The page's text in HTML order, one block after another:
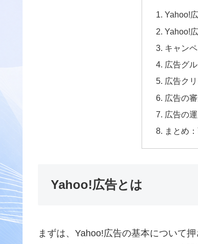
Yahoo!
Yahoo!
キャン
広告グ
広告ク
広告の
広告の
まとめ
Yahoo!広告とは
まずは、Yahoo!広告の基本について